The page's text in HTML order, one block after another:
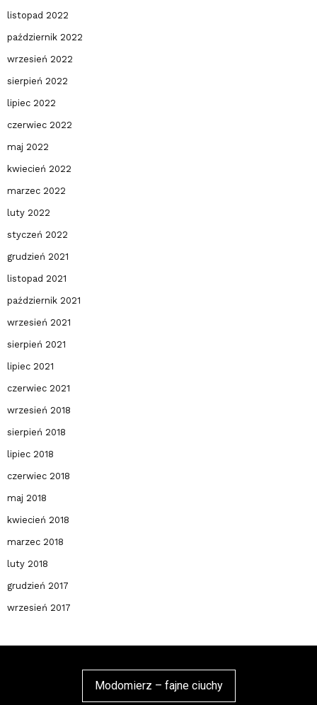
listopad 2022
październik 2022
wrzesień 2022
sierpień 2022
lipiec 2022
czerwiec 2022
maj 2022
kwiecień 2022
marzec 2022
luty 2022
styczeń 2022
grudzień 2021
listopad 2021
październik 2021
wrzesień 2021
sierpień 2021
lipiec 2021
czerwiec 2021
wrzesień 2018
sierpień 2018
lipiec 2018
czerwiec 2018
maj 2018
kwiecień 2018
marzec 2018
luty 2018
grudzień 2017
wrzesień 2017
Modomierz – fajne ciuchy